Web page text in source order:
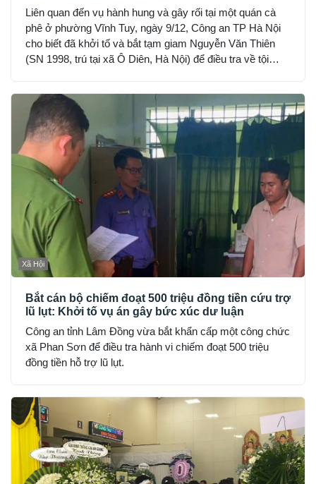
Liên quan đến vụ hành hung và gây rối tại một quán cà
phê ở phường Vĩnh Tuy, ngày 9/12, Công an TP Hà Nội
cho biết đã khởi tố và bắt tạm giam Nguyễn Văn Thiên
(SN 1998, trú tại xã Ô Diên, Hà Nội) để điều tra về tội
Xã Hội
Bắt cán bộ chiếm đoạt 500 triệu đồng tiền cứu trợ
lũ lụt: Khởi tố vụ án gây bức xúc dư luận
Công an tỉnh Lâm Đồng vừa bắt khẩn cấp một công chức
xã Phan Sơn để điều tra hành vi chiếm đoạt 500 triệu
đồng tiền hỗ trợ lũ lụt.